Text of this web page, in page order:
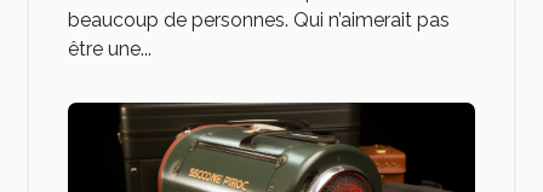
beaucoup de personnes. Qui n’aimerait pas
être une...